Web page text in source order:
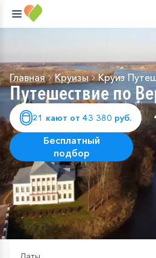
Главная Круизы
Круиз
Волге
Путешествие по
21 кают от 43 380 руб.
Бесплатный
подбор